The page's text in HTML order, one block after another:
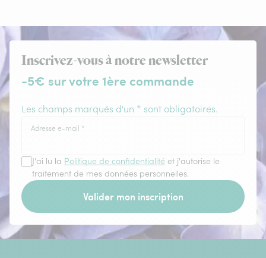
Inscrivez-vous à notre newsletter
-5€ sur votre 1ère commande
Les champs marqués d'un * sont obligatoires.
Adresse e-mail *
J'ai lu la Politique de confidentialité et j'autorise le
traitement de mes données personnelles.
Valider mon inscription